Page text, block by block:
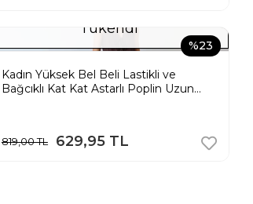
%23
Tükendi
Kadın Yüksek Bel Beli Lastikli ve
Bağcıklı Kat Kat Astarlı Poplin Uzun
819,00 TL 629,95 TL